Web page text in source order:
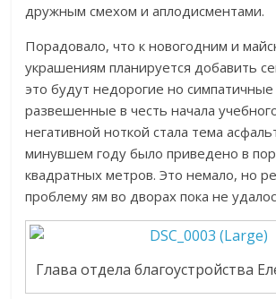
дружным смехом и аплодисментами.
Порадовало, что к новогодним и
украшениям планируется добавить
это будут недорогие но симпатичные
развешенные в честь начала
негативной ноткой стала тема
минувшем году было приведено в
квадратных метров. Это немало, но
проблему ям во дворах пока не
Глава отдела благоустройства